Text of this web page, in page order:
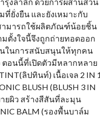
ยั่งยืน และยังเหมาะกับ
ามารถใช้ผลิตภัณฑ์น้อยชิ้น
ตั้งใจนี้จึงถูกถ่ายทอดออก
ในการสนับสนุนให้ทุกคน
ตอนนี้ที่เปิดตัวมีหลากหลาย
ลิปทินท์) เนื้อเจล 2 IN
BLUSH (BLUSH 3 IN
ยผิว สร้างสีสันที่ละมุน
BALM (รองพื้นบาล์ม